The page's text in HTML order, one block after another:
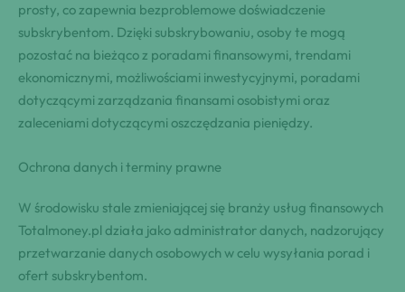
prosty, co zapewnia bezproblemowe doświadczenie
subskrybentom. Dzięki subskrybowaniu, osoby te mogą
pozostać na bieżąco z poradami finansowymi, trendami
ekonomicznymi, możliwościami inwestycyjnymi, poradami
dotyczącymi zarządzania finansami osobistymi oraz
zaleceniami dotyczącymi oszczędzania pieniędzy.
Ochrona danych i terminy prawne
W środowisku stale zmieniającej się branży usług finansowych
Totalmoney.pl działa jako administrator danych, nadzorujący
przetwarzanie danych osobowych w celu wysyłania porad i
ofert subskrybentom.